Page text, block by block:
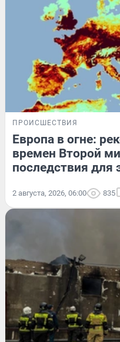
ПРОИСШЕСТВИЯ
Европа в огне:
времен Второй
последствия для
2 августа, 2026, 06:00 835